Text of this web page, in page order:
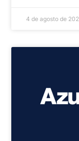
4 de agosto de